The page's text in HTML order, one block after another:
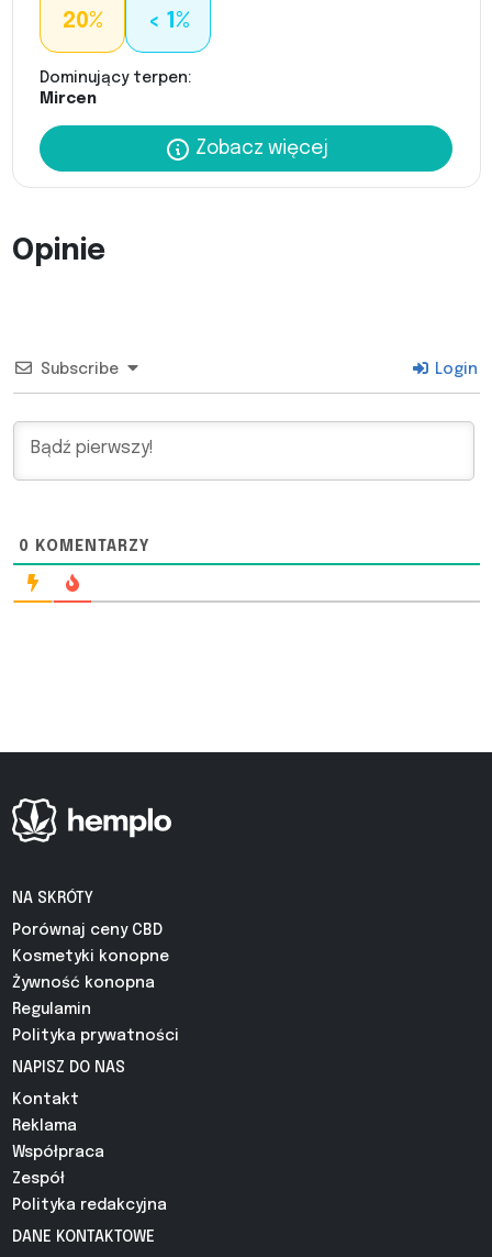
20% < 1%
Dominujący terpen:
Mircen
Zobacz więcej
Opinie
Subscribe Login
0 KOMENTARZY
NA SKRÓTY
Porównaj ceny CBD
Kosmetyki konopne
Żywność konopna
Regulamin
Polityka prywatności
NAPISZ DO NAS
Kontakt
Reklama
Współpraca
Zespół
Polityka redakcyjna
DANE KONTAKTOWE